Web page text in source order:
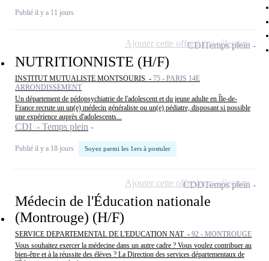
Publié il y a 11 jours
NUTRITIONNISTE (H/F)
INSTITUT MUTUALISTE MONTSOURIS - 75 - PARIS 14E
ARRONDISSEMENT
Un département de pédopsychiatrie de l'adolescent et du jeune adulte en Île-de-
France recrute un un(e) médecin généraliste ou un(e) pédiatre, disposant si possible
une expérience auprès d'adolescents...
CDI - Temps plein
Publié il y a 18 jours Soyez parmi les 1ers à postuler
CDITemps plein
Ajouter cette offre à ma sélection
Médecin de l'Éducation nationale
(Montrouge) (H/F)
SERVICE DEPARTEMENTAL DE L'EDUCATION NAT - 92 - MONTROUGE
Vous souhaitez exercer la médecine dans un autre cadre ? Vous voulez contribuer au
bien-être et à la réussite des élèves ? La Direction des services départementaux de
CDDTemps plein
Ajouter cette offre à ma sélection